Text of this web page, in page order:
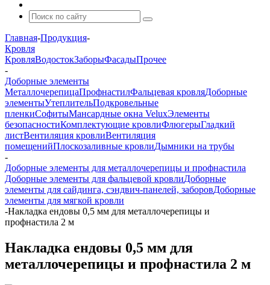
Главная-Продукция-
Кровля
КровляВодостокЗаборыФасадыПрочее
-
Доборные элементы
МеталлочерепицаПрофнастилФальцевая кровляДоборные
элементыУтеплительПодкровельные
пленкиСофитыМансардные окна VeluxЭлементы
безопасностиКомплектующие кровлиФлюгерыГладкий
листВентиляция кровлиВентиляция
помещенийПлоскозаливные кровлиДымники на трубы
-
Доборные элементы для металлочерепицы и профнастила
Доборные элементы для фальцевой кровлиДоборные
элементы для сайдинга, сэндвич-панелей, заборовДоборные
элементы для мягкой кровли
-Накладка ендовы 0,5 мм для металлочерепицы и
профнастила 2 м
Накладка ендовы 0,5 мм для
металлочерепицы и профнастила 2 м